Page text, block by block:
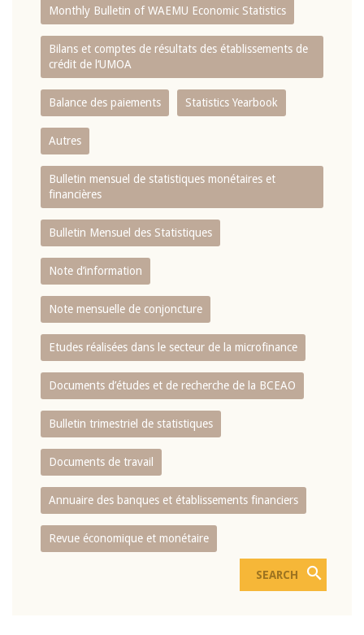
Monthly Bulletin of WAEMU Economic Statistics
Bilans et comptes de résultats des établissements de
crédit de l‘UMOA
Balance des paiements Statistics Yearbook
Autres
Bulletin mensuel de statistiques monétaires et
financières
Bulletin Mensuel des Statistiques
Note d’information
Note mensuelle de conjoncture
Etudes réalisées dans le secteur de la microfinance
Documents d’études et de recherche de la BCEAO
Bulletin trimestriel de statistiques
Documents de travail
Annuaire des banques et établissements financiers
Revue économique et monétaire